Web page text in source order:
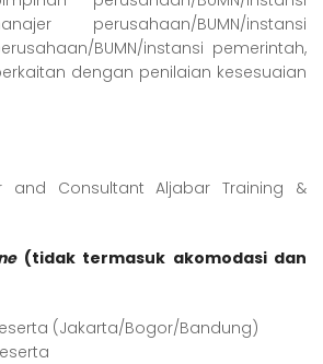
perusahaan/BUMN/instansi
BUMN/instansi pemerintah,
dengan penilaian kesesuaian
and Consultant Aljabar Training &
(tidak termasuk akomodasi dan
(Jakarta/Bogor/Bandung)